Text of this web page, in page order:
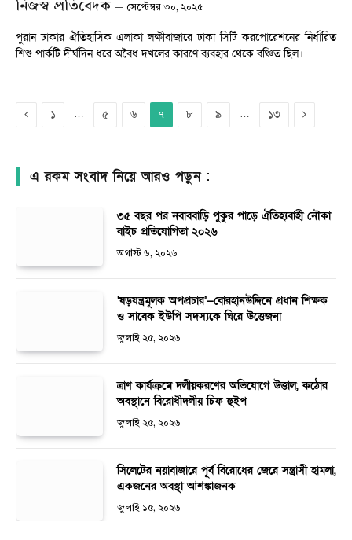
নিজস্ব প্রতিবেদক সেপ্টেম্বর ৩০, ২০২৫
পুরান ঢাকার ঐতিহাসিক এলাকা লক্ষীবাজারে ঢাকা সিটি করপোরেশনের নির্ধারিত
শিশু পার্কটি দীর্ঘদিন ধরে অবৈধ দখলের কারণে ব্যবহার থেকে বঞ্চিত ছিল।…
Previous
১ … ৫ ৬ ৭ ৮ ৯ … ১৩ Next
এ রকম সংবাদ নিয়ে আরও পড়ুন :
৩৫ বছর পর নবাববাড়ি পুকুর পাড়ে ঐতিহ্যবাহী নৌকা
বাইচ প্রতিযোগিতা ২০২৬
অগাস্ট ৬, ২০২৬
‘ষড়যন্ত্রমূলক অপপ্রচার’—বোরহানউদ্দিনে প্রধান শিক্ষক
ও সাবেক ইউপি সদস্যকে ঘিরে উত্তেজনা
জুলাই ২৫, ২০২৬
ত্রাণ কার্যক্রমে দলীয়করণের অভিযোগে উত্তাল, কঠোর
অবস্থানে বিরোধীদলীয় চিফ হুইপ
জুলাই ২৫, ২০২৬
সিলেটের নয়াবাজারে পূর্ব বিরোধের জেরে সন্ত্রাসী হামলা,
একজনের অবস্থা আশঙ্কাজনক
জুলাই ১৫, ২০২৬